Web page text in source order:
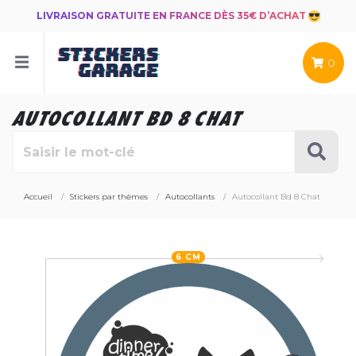
LIVRAISON GRATUITE EN FRANCE DÈS 35€ D’ACHAT
0
AUTOCOLLANT BD 8 CHAT
Accueil Stickers par thèmes Autocollants Autocollant Bd 8 Chat
6 CM